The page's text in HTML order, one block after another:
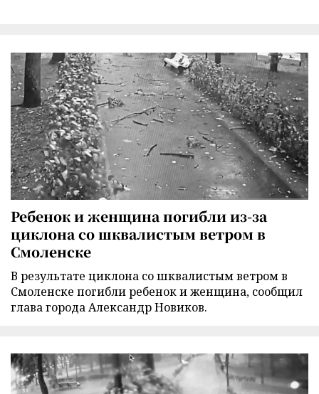
Ребенок и женщина погибли из-за
циклона со шквалистым ветром в
Смоленске
В результате циклона со шквалистым ветром в
Смоленске погибли ребенок и женщина, сообщил
глава города Александр Новиков.